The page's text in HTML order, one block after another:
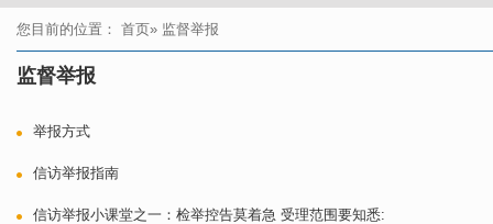
您目前的位置： 首页» 监督举报
监督举报
举报方式
信访举报指南
信访举报小课堂之一：检举控告莫着急 受理范围要知悉: